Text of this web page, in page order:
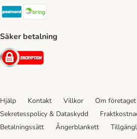
Postnord Shipping Method
Säker betalning
Security
Hjälp Kontakt Villkor Om företaget
Sekretesspolicy & Dataskydd
Betalningssätt
Ångerblankett